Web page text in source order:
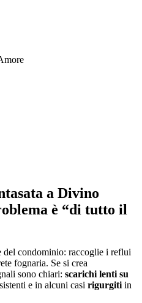
a Divino
è “di tutto il
del condominio: raccoglie i reflui
fognaria. Se si crea
sono chiari: scarichi lenti su
e in alcuni casi rigurgiti in